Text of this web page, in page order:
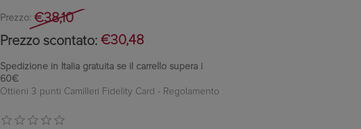
Prezzo: €38,10
Prezzo scontato: €30,48
Spedizione in Italia gratuita se il carrello supera i
60€
Ottieni 3 punti Camilleri Fidelity Card - Regolamento